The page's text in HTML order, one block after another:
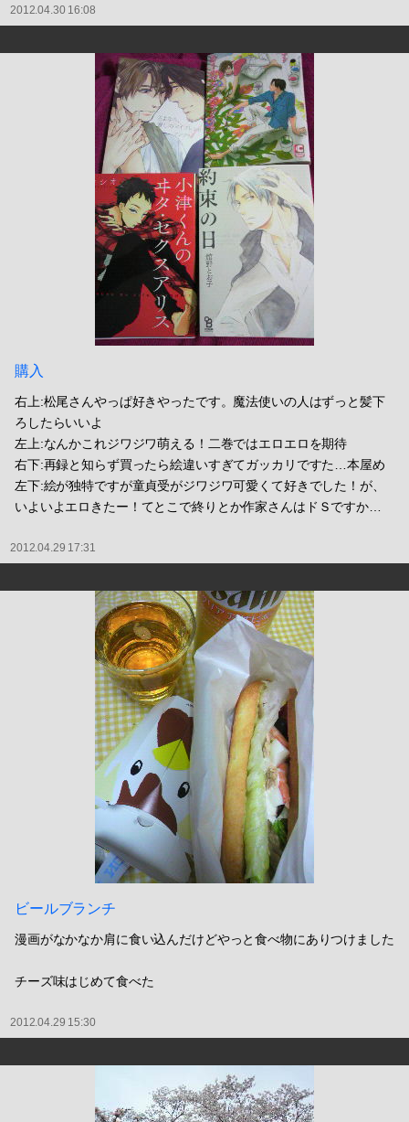
2012.04.30 16:08
購入
右上:松尾さんやっぱ好きやったです。魔法使いの人はずっと髪下
ろしたらいいよ
左上:なんかこれジワジワ萌える！二巻ではエロエロを期待
右下:再録と知らず買ったら絵違いすぎてガッカリですた…本屋め
左下:絵が独特ですが童貞受がジワジワ可愛くて好きでした！が、
いよいよエロきたー！てとこで終りとか作家さんはドＳですか…
2012.04.29 17:31
ビールブランチ
漫画がなかなか肩に食い込んだけどやっと食べ物にありつけました
チーズ味はじめて食べた
2012.04.29 15:30